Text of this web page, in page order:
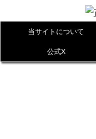
当サイトについて
公式X